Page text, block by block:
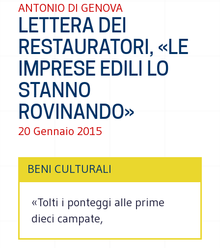
ANTONIO DI GENOVA
LETTERA DEI
RESTAURATORI, «LE
IMPRESE EDILI LO
STANNO
ROVINANDO»
20 Gennaio 2015
BENI CULTURALI
«Tolti i ponteggi alle prime
dieci campate,